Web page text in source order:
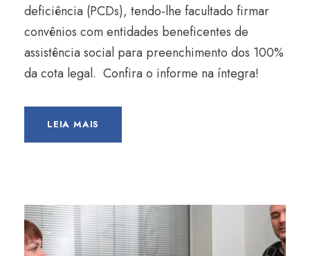
deficiência (PCDs), tendo-lhe facultado firmar
convênios com entidades beneficentes de
assistência social para preenchimento dos 100%
da cota legal. Confira o informe na íntegra!
LEIA MAIS